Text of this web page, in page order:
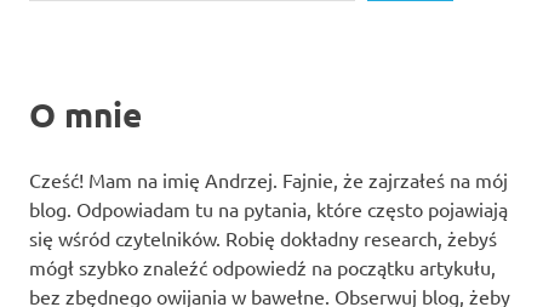
O mnie
Cześć! Mam na imię Andrzej. Fajnie, że zajrzałeś na mój
blog. Odpowiadam tu na pytania, które często pojawiają
się wśród czytelników. Robię dokładny research, żebyś
mógł szybko znaleźć odpowiedź na początku artykułu,
bez zbędnego owijania w bawełne. Obserwuj blog, żeby